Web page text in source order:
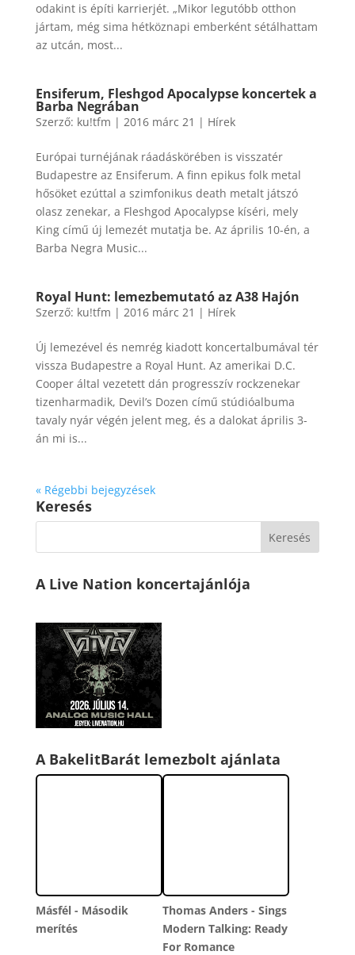
odakint is építi karrierjét. „Mikor legutóbb otthon
jártam, még sima hétköznapi emberként sétálhattam
az utcán, most...
Ensiferum, Fleshgod Apocalypse koncertek a
Barba Negrában
Szerző: ku!tfm | 2016 márc 21 | Hírek
Európai turnéjának ráadáskörében is visszatér
Budapestre az Ensiferum. A finn epikus folk metal
hősöket ezúttal a szimfonikus death metalt játszó
olasz zenekar, a Fleshgod Apocalypse kíséri, mely
King című új lemezét mutatja be. Az április 10-én, a
Barba Negra Music...
Royal Hunt: lemezbemutató az A38 Hajón
Szerző: ku!tfm | 2016 márc 21 | Hírek
Új lemezével és nemrég kiadott koncertalbumával tér
vissza Budapestre a Royal Hunt. Az amerikai D.C.
Cooper által vezetett dán progresszív rockzenekar
tizenharmadik, Devil’s Dozen című stúdióalbuma
tavaly nyár végén jelent meg, és a dalokat április 3-
án mi is...
« Régebbi bejegyzések
Keresés
A Live Nation koncertajánlója
A BakelitBarát lemezbolt ajánlata
Másfél - Második
merítés
Thomas Anders - Sings
Modern Talking: Ready
For Romance